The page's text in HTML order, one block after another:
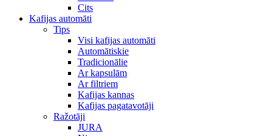
Cits
Kafijas automāti
Tips
Visi kafijas automāti
Automātiskie
Tradicionālie
Ar kapsulām
Ar filtriem
Kafijas kannas
Kafijas pagatavotāji
Ražotāji
JURA